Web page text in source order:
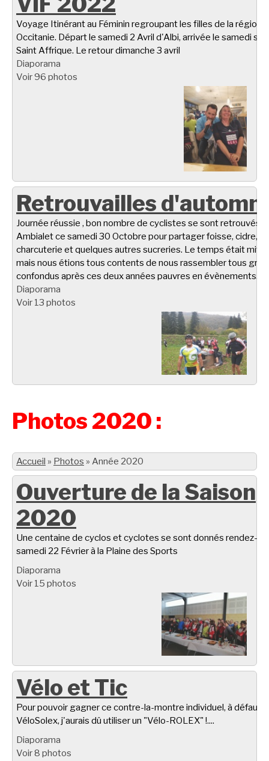
Voyage Itinérant au Féminin regroupant les filles de la région
Occitanie. Départ le samedi 2 Avril d'Albi, arrivée le samedi
Saint Affrique. Le retour dimanche 3 avril
Diaporama
Voir 96 photos
Retrouvailles
Journée réussie , bon nombre de cyclistes se sont retrouvés à
Ambialet ce samedi 30 Octobre pour partager foisse, cidre,
charcuterie et quelques autres sucreries. Le temps était
mais nous étions tous contents de nous rassembler tous
confondus après ces deux années pauvres en évènements.
Diaporama
Voir 13 photos
Photos 2020 :
Accueil » Photos » Année 2020
Ouverture de la Saison
2020
Une centaine de cyclos et cyclotes se sont donnés rendez-
samedi 22 Février à la Plaine des Sports
Diaporama
Voir 15 photos
Vélo et Tic
Pour pouvoir gagner ce contre-la-montre individuel, à défaut
VéloSolex, j'aurais dû utiliser un "Vélo-ROLEX" !....
Diaporama
Voir 8 photos